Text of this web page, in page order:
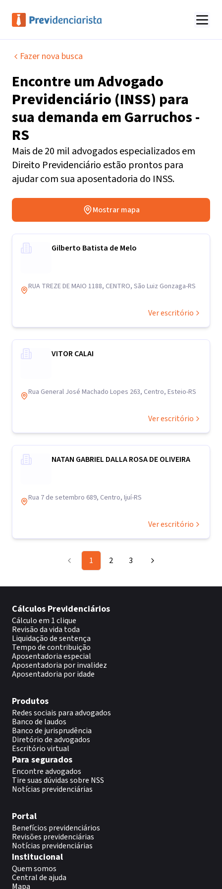
Fazer nova busca
Encontre umAdvogado
Previdenciário (INSS) para
sua demanda emGarruchos -
RS
Mais de 20 mil advogados especializados em
Direito Previdenciário estão prontos para
ajudar com sua aposentadoria do INSS.
Mostrar mapa
Gilberto Batista de Melo
RUA TREZE DE MAIO 1188, CENTRO, São Luiz Gonzaga-RS
Ver escritório
VITOR CALAI
Rua General José Machado Lopes 263, Centro, Esteio-RS
Ver escritório
NATAN GABRIEL DALLA ROSA DE OLIVEIRA
Rua 7 de setembro 689, Centro, Ijuí-RS
Ver escritório
1 2 3
Cálculos Previdenciários
Cálculo em 1 clique
Revisão da vida toda
Liquidação de sentença
Tempo de contribuição
Aposentadoria especial
Aposentadoria por invalidez
Aposentadoria por idade
Produtos
Redes sociais para advogados
Banco de laudos
Banco de jurisprudência
Diretório de advogados
Escritório virtual
Para segurados
Encontre advogados
Tire suas dúvidas sobre NSS
Notícias previdenciárias
Portal
Benefícios previdenciários
Revisões previdenciárias
Notícias previdenciárias
Institucional
Quem somos
Central de ajuda
Mapa